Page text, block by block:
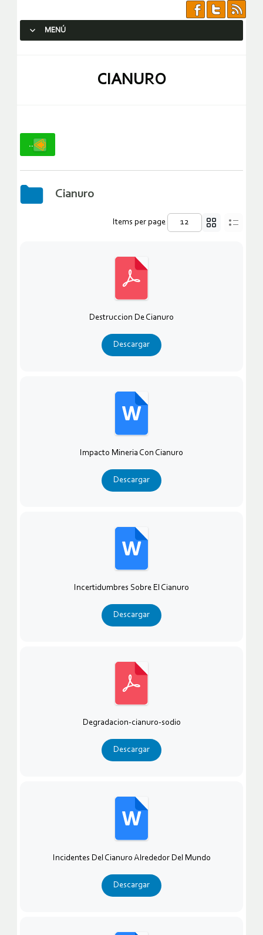
MENÚ
CIANURO
..
Cianuro
Items per page
Destruccion De Cianuro
Descargar
Impacto Mineria Con Cianuro
Descargar
Incertidumbres Sobre El Cianuro
Descargar
Degradacion-cianuro-sodio
Descargar
Incidentes Del Cianuro Alrededor Del Mundo
Descargar